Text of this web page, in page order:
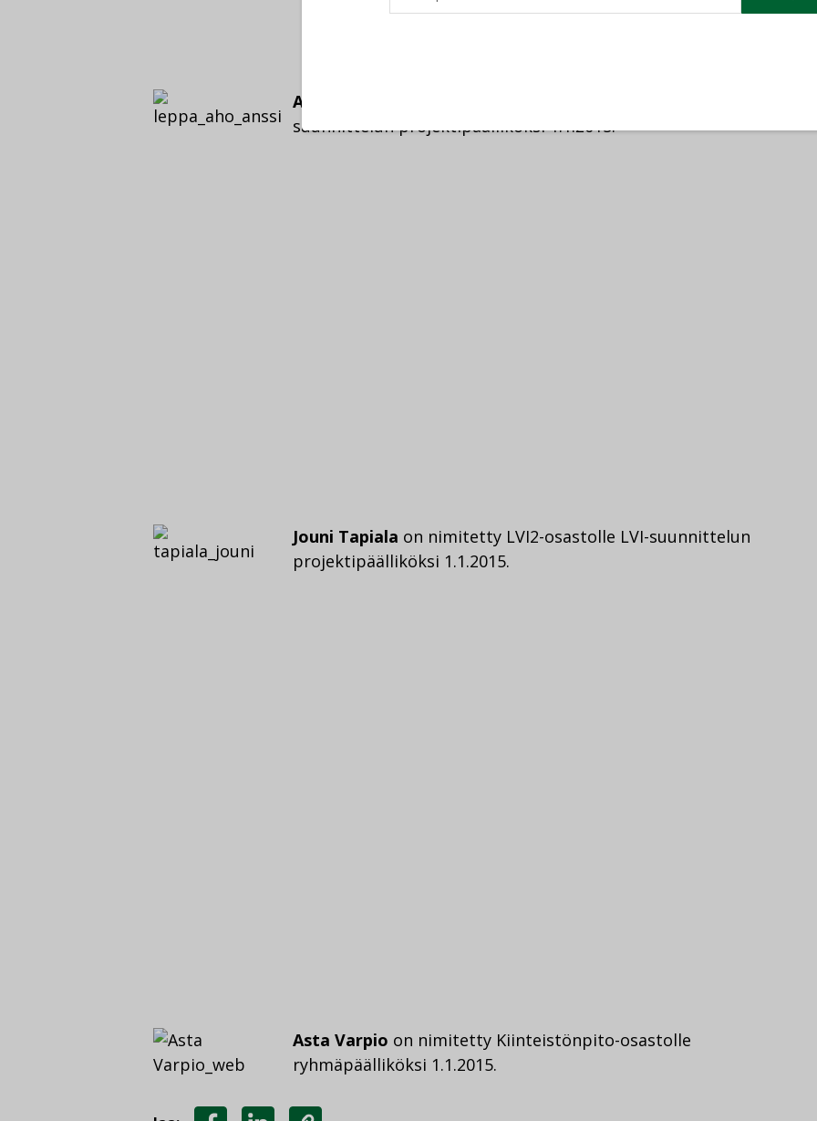
Anssi Leppäaho
suunnittelun projektipäälliköksi 1.1.2015.
Jouni Tapiala on nimitetty LVI2-osastolle LVI-suunnittelun
projektipäälliköksi 1.1.2015.
Asta Varpio on nimitetty Kiinteistönpito-osastolle
ryhmäpäälliköksi 1.1.2015.